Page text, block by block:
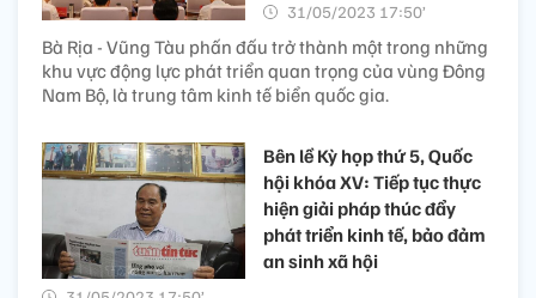
31/05/2023 17:50’
Bà Rịa - Vũng Tàu phấn đấu trở thành một trong những
khu vực động lực phát triển quan trọng của vùng Đông
Nam Bộ, là trung tâm kinh tế biển quốc gia.
Bên lề Kỳ họp thứ 5, Quốc
hội khóa XV: Tiếp tục thực
hiện giải pháp thúc đẩy
phát triển kinh tế, bảo đảm
an sinh xã hội